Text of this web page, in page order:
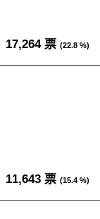
17,264 票 (22.8 %)
11,643 票 (15.4 %)